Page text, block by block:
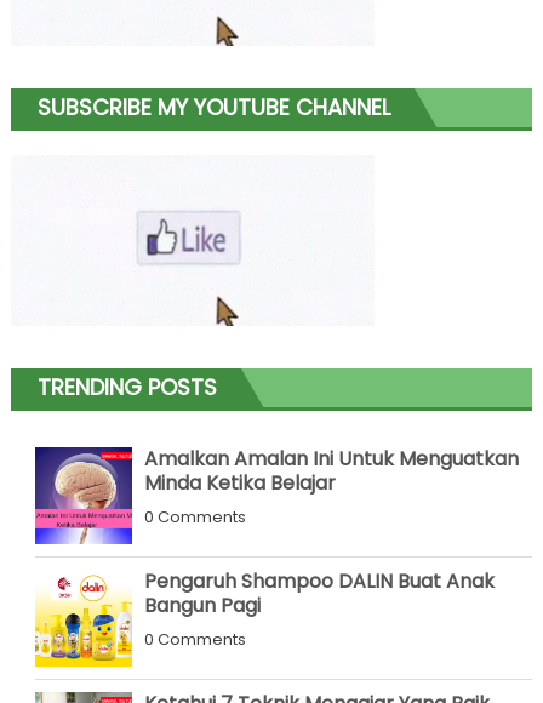
SUBSCRIBE MY YOUTUBE CHANNEL
TRENDING POSTS
Amalkan Amalan Ini Untuk Menguatkan
Minda Ketika Belajar
0 Comments
Pengaruh Shampoo DALIN Buat Anak
Bangun Pagi
0 Comments